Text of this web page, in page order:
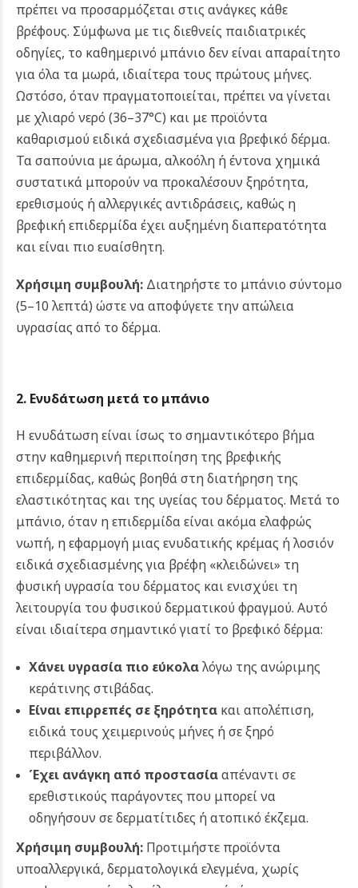
πρέπει να προσαρμόζεται στις ανάγκες κάθε
βρέφους. Σύμφωνα με τις διεθνείς παιδιατρικές
οδηγίες, το καθημερινό μπάνιο δεν είναι απαραίτητο
για όλα τα μωρά, ιδιαίτερα τους πρώτους μήνες.
Ωστόσο, όταν πραγματοποιείται, πρέπει να γίνεται
με χλιαρό νερό (36–37°C) και με προϊόντα
καθαρισμού ειδικά σχεδιασμένα για βρεφικό δέρμα.
Τα σαπούνια με άρωμα, αλκοόλη ή έντονα χημικά
συστατικά μπορούν να προκαλέσουν ξηρότητα,
ερεθισμούς ή αλλεργικές αντιδράσεις, καθώς η
βρεφική επιδερμίδα έχει αυξημένη διαπερατότητα
και είναι πιο ευαίσθητη.
Χρήσιμη συμβουλή: Διατηρήστε το μπάνιο σύντομο
(5–10 λεπτά) ώστε να αποφύγετε την απώλεια
υγρασίας από το δέρμα.
2. Ενυδάτωση μετά το μπάνιο
Η ενυδάτωση είναι ίσως το σημαντικότερο βήμα
στην καθημερινή περιποίηση της βρεφικής
επιδερμίδας, καθώς βοηθά στη διατήρηση της
ελαστικότητας και της υγείας του δέρματος. Μετά το
μπάνιο, όταν η επιδερμίδα είναι ακόμα ελαφρώς
νωπή, η εφαρμογή μιας ενυδατικής κρέμας ή λοσιόν
ειδικά σχεδιασμένης για βρέφη «κλειδώνει» τη
φυσική υγρασία του δέρματος και ενισχύει τη
λειτουργία του φυσικού δερματικού φραγμού. Αυτό
είναι ιδιαίτερα σημαντικό γιατί το βρεφικό δέρμα:
Χάνει υγρασία πιο εύκολαλόγω της ανώριμης
κεράτινης στιβάδας.
Είναι επιρρεπές σε ξηρότητακαι απολέπιση,
ειδικά τους χειμερινούς μήνες ή σε ξηρό
περιβάλλον.
Έχει ανάγκη από προστασίααπέναντι σε
ερεθιστικούς παράγοντες που μπορεί να
οδηγήσουν σε δερματίτιδες ή ατοπικό έκζεμα.
Χρήσιμη συμβουλή: Προτιμήστε προϊόντα
υποαλλεργικά, δερματολογικά ελεγμένα, χωρίς